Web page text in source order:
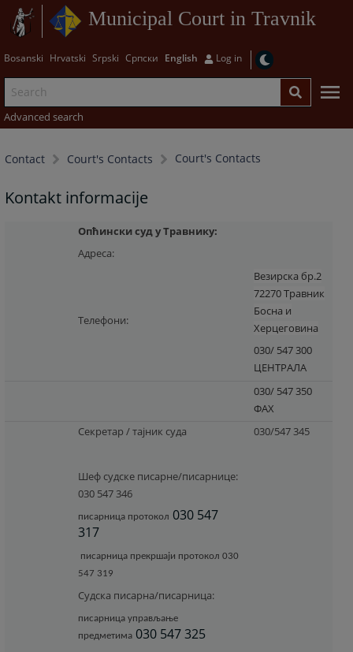
Municipal Court in Travnik
Bosanski Hrvatski Srpski Српски English Log in
Advanced search
Contact Court's Contacts Court's Contacts
Kontakt informacije
Опћински суд у Травнику:
Адреса:
Телефони:
Везирска бр.2
72270 Травник
Босна и
Херцеговина
030/ 547 300
ЦЕНТРАЛА
030/ 547 350
ФАX
Секретар / тајник суда
Шеф судске писарне/писарнице:
030 547 346
писарница протокол 030 547
317
писарница прекршаји протокол 030
547 319
Судска писарна/писарница:
писарница управљање
предметима030 547 325
030/547 345